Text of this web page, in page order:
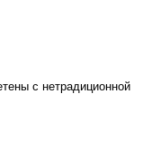
с нетрадиционной